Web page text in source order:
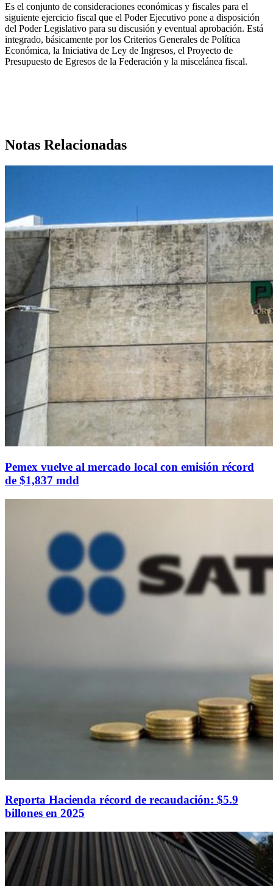
Es el conjunto de consideraciones económicas y fiscales para el
siguiente ejercicio fiscal que el Poder Ejecutivo pone a disposición
del Poder Legislativo para su discusión y eventual aprobación. Está
integrado, básicamente por los Criterios Generales de Política
Económica, la Iniciativa de Ley de Ingresos, el Proyecto de
Presupuesto de Egresos de la Federación y la miscelánea fiscal.
Notas Relacionadas
Pemex vuelve al mercado local con emisión récord
de $1,837 mdd
Reporta Hacienda récord de recaudación: $5.9
billones en 2025